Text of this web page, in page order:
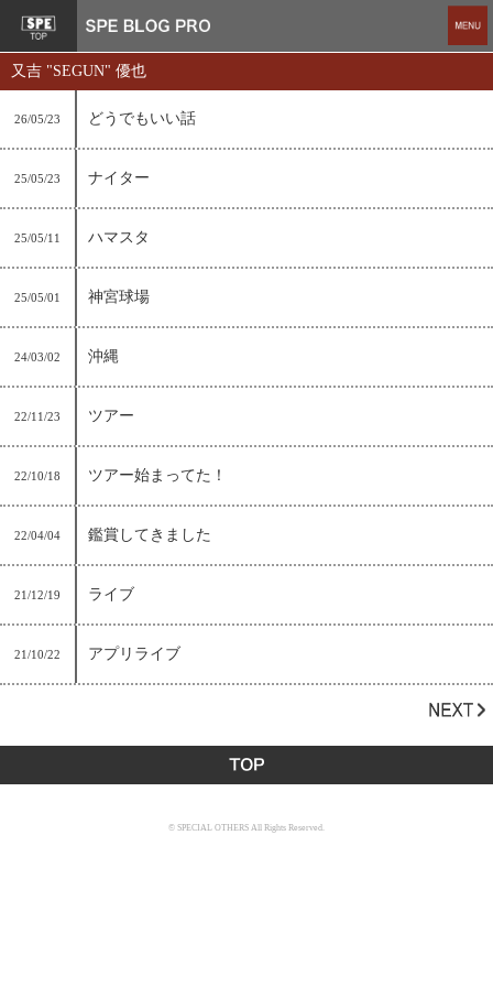
又吉 "SEGUN" 優也
26/05/23 どうでもいい話
25/05/23 ナイター
25/05/11 ハマスタ
25/05/01 神宮球場
24/03/02 沖縄
22/11/23 ツアー
22/10/18 ツアー始まってた！
22/04/04 鑑賞してきました
21/12/19 ライブ
21/10/22 アプリライブ
© SPECIAL OTHERS All Rights Reserved.